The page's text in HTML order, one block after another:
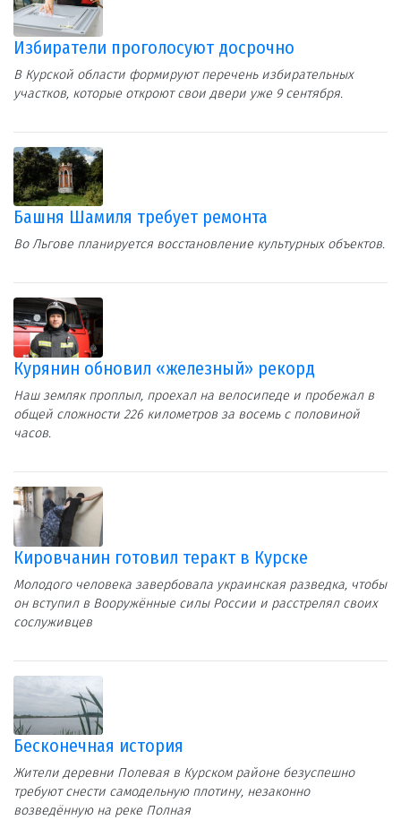
Избиратели проголосуют досрочно
В Курской области формируют перечень избирательных
участков, которые откроют свои двери уже 9 сентября.
Башня Шамиля требует ремонта
Во Льгове планируется восстановление культурных объектов.
Курянин обновил «железный» рекорд
Наш земляк проплыл, проехал на велосипеде и пробежал в
общей сложности 226 километров за восемь с половиной
часов.
Кировчанин готовил теракт в Курске
Молодого человека завербовала украинская разведка, чтобы
он вступил в Вооружённые силы России и расстрелял своих
сослуживцев
Бесконечная история
Жители деревни Полевая в Курском районе безуспешно
требуют снести самодельную плотину, незаконно
возведённую на реке Полная